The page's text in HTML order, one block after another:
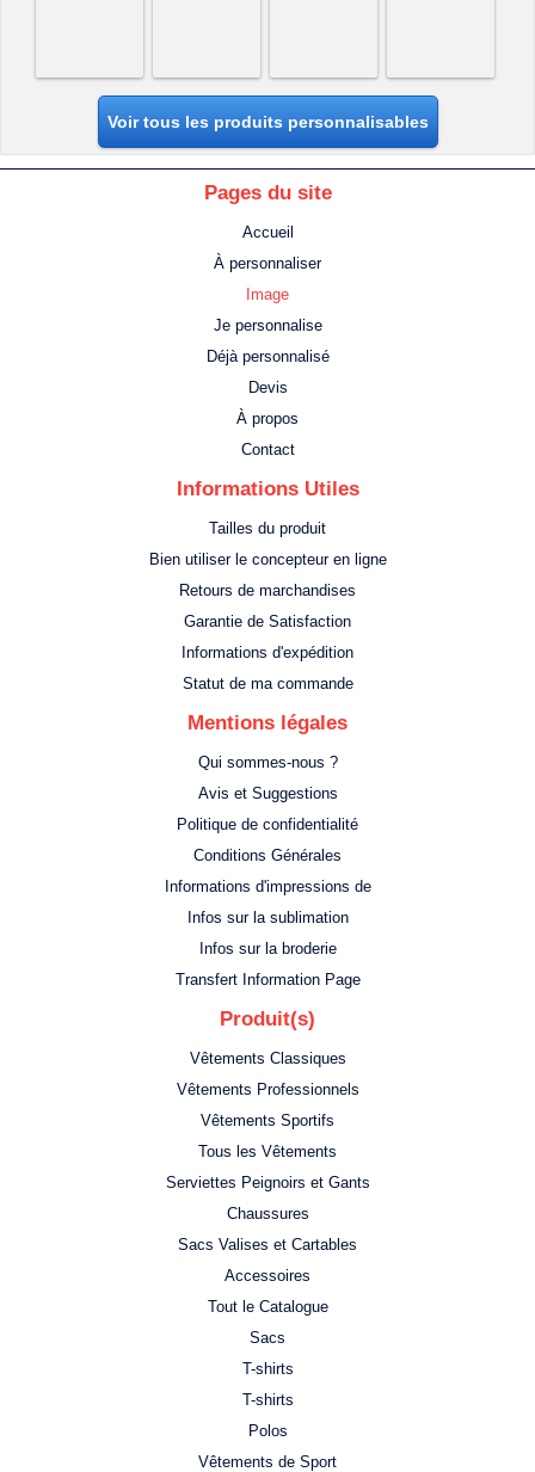
Voir tous les produits personnalisables
Pages du site
Accueil
À personnaliser
Image
Je personnalise
Déjà personnalisé
Devis
À propos
Contact
Informations Utiles
Tailles du produit
Bien utiliser le concepteur en ligne
Retours de marchandises
Garantie de Satisfaction
Informations d'expédition
Statut de ma commande
Mentions légales
Qui sommes-nous ?
Avis et Suggestions
Politique de confidentialité
Conditions Générales
Informations d'impressions de
Infos sur la sublimation
Infos sur la broderie
Transfert Information Page
Produit(s)
Vêtements Classiques
Vêtements Professionnels
Vêtements Sportifs
Tous les Vêtements
Serviettes Peignoirs et Gants
Chaussures
Sacs Valises et Cartables
Accessoires
Tout le Catalogue
Sacs
T-shirts
T-shirts
Polos
Vêtements de Sport